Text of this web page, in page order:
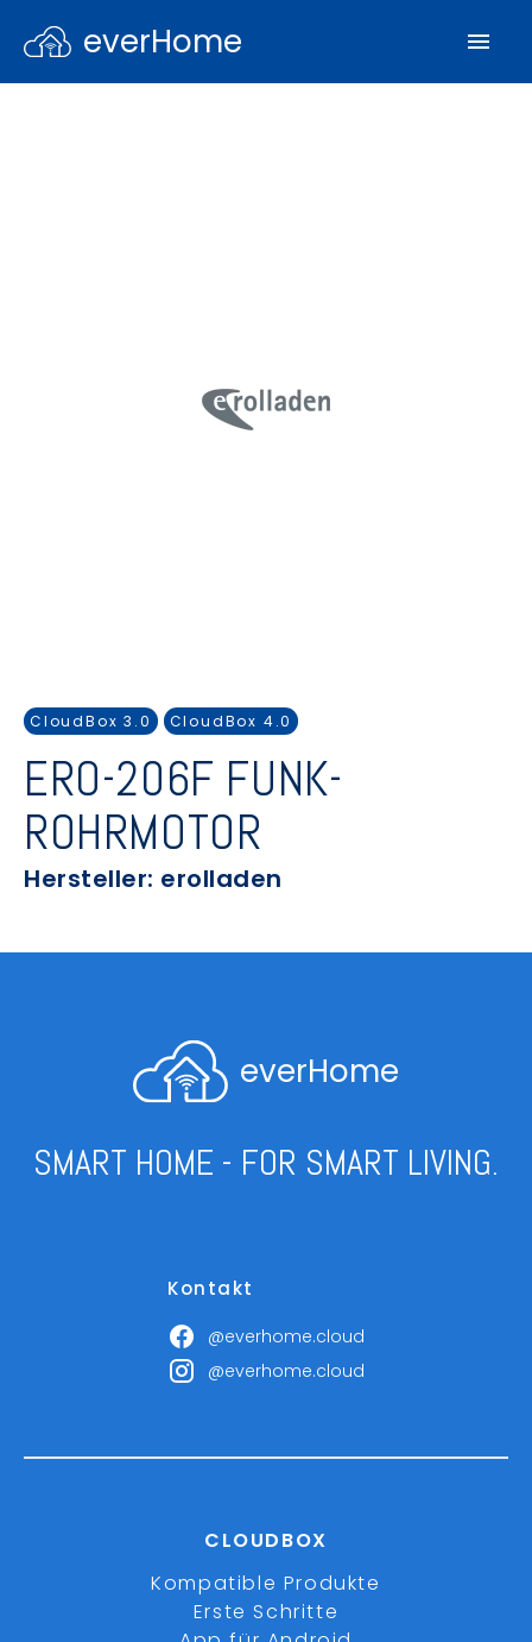
everHome
CloudBox 3.0 CloudBox 4.0
ERO-206F FUNK-
ROHRMOTOR
Hersteller: erolladen
everHome
SMART HOME - FOR SMART LIVING.
Kontakt
@everhome.cloud
@everhome.cloud
CLOUDBOX
Kompatible Produkte
Erste Schritte